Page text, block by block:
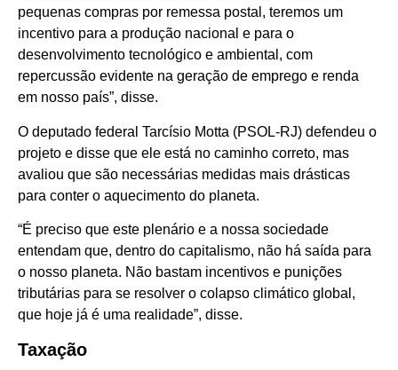
pequenas compras por remessa postal, teremos um
incentivo para a produção nacional e para o
desenvolvimento tecnológico e ambiental, com
repercussão evidente na geração de emprego e renda
em nosso país”, disse.
O deputado federal Tarcísio Motta (PSOL-RJ) defendeu o
projeto e disse que ele está no caminho correto, mas
avaliou que são necessárias medidas mais drásticas
para conter o aquecimento do planeta.
“É preciso que este plenário e a nossa sociedade
entendam que, dentro do capitalismo, não há saída para
o nosso planeta. Não bastam incentivos e punições
tributárias para se resolver o colapso climático global,
que hoje já é uma realidade”, disse.
Taxação